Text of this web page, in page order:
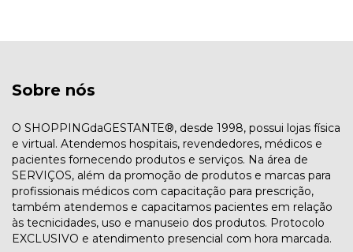
Sobre nós
O SHOPPINGdaGESTANTE®, desde 1998, possui lojas física
e virtual. Atendemos hospitais, revendedores, médicos e
pacientes fornecendo produtos e serviços. Na área de
SERVIÇOS, além da promoção de produtos e marcas para
profissionais médicos com capacitação para prescrição,
também atendemos e capacitamos pacientes em relação
às tecnicidades, uso e manuseio dos produtos. Protocolo
EXCLUSIVO e atendimento presencial com hora marcada.